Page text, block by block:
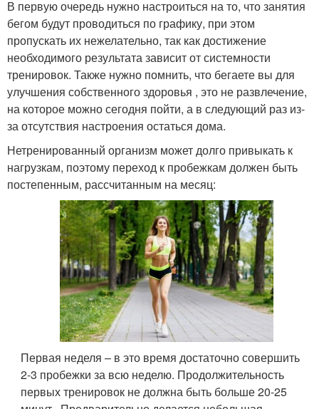
В первую очередь нужно настроиться на то, что занятия
бегом будут проводиться по графику, при этом
пропускать их нежелательно, так как достижение
необходимого результата зависит от системности
тренировок. Также нужно помнить, что бегаете вы для
улучшения собственного здоровья , это не развлечение,
на которое можно сегодня пойти, а в следующий раз из-
за отсутствия настроения остаться дома.
Нетренированный организм может долго привыкать к
нагрузкам, поэтому переход к пробежкам должен быть
постепенным, рассчитанным на месяц:
Первая неделя – в это время достаточно совершить
2-3 пробежки за всю неделю. Продолжительность
первых тренировок не должна быть больше 20-25